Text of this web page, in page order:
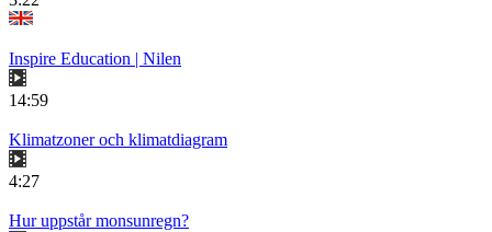
Inspire Education | Nilen
14:59
Klimatzoner och klimatdiagram
4:27
Hur uppstår monsunregn?